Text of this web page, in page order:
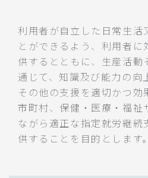
利用者が自立した日常生活
とができるよう、利用者
供するとともに、生産活動
通じて、知識及び能力の向
その他の支援を適切かつ効
市町村、保健・医療・福祉
ながら適正な指定就労継続
供することを目的とします。